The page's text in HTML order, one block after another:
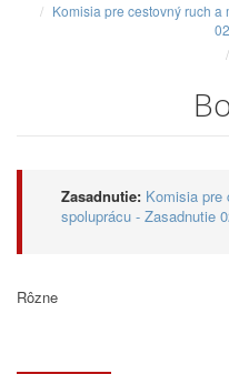
Komisia pre cestovný ruch
Zasadnutie: Komisia pre
spoluprácu - Zasadnutie
Rôzne